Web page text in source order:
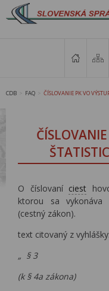
CDB FAQ ČÍSLOVANIE PK VO
O číslovaní ciest
ktorou sa vykonáva
(cestný zákon).
text citovaný z vyhlášky:
„ § 3
(k § 4a zákona)